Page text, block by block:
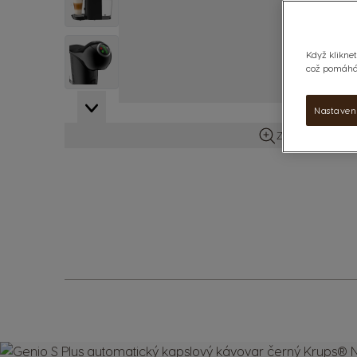
View larger image
View larger image
Zobrazit více
Když
což